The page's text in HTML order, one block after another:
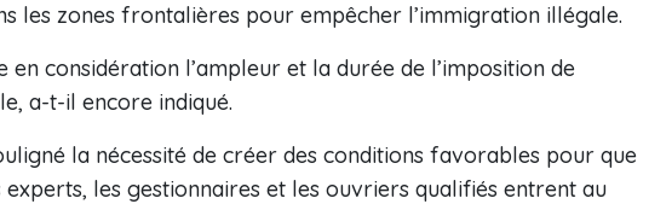
les zones frontalières pour empêcher l’immigration illégale.
considération l’ampleur et la durée de l’imposition de
a-t-il encore indiqué.
la nécessité de créer des conditions favorables pour que
les gestionnaires et les ouvriers qualifiés entrent au